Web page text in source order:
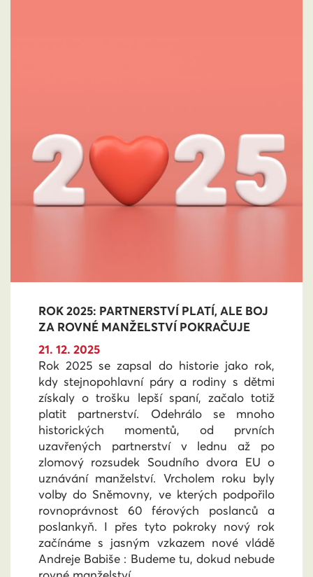
ROK 2025: PARTNERSTVÍ PLATÍ, ALE BOJ
ZA ROVNÉ MANŽELSTVÍ POKRAČUJE
21. 12. 2025
Rok 2025 se zapsal do historie jako rok,
kdy stejnopohlavní páry a rodiny s dětmi
získaly o trošku lepší spaní, začalo totiž
platit partnerství. Odehrálo se mnoho
historických momentů, od prvních
uzavřených partnerství v lednu až po
zlomový rozsudek Soudního dvora EU o
uznávání manželství. Vrcholem roku byly
volby do Sněmovny, ve kterých podpořilo
rovnoprávnost 60 férových poslanců a
poslankyň. I přes tyto pokroky nový rok
začínáme s jasným vzkazem nové vládě
Andreje Babiše : Budeme tu, dokud nebude